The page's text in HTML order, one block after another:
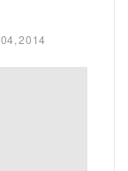
04,2014